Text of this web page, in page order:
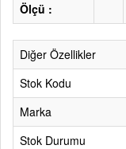
Ölçü :
Diğer Özellikler
Stok Kodu
Marka
Stok Durumu